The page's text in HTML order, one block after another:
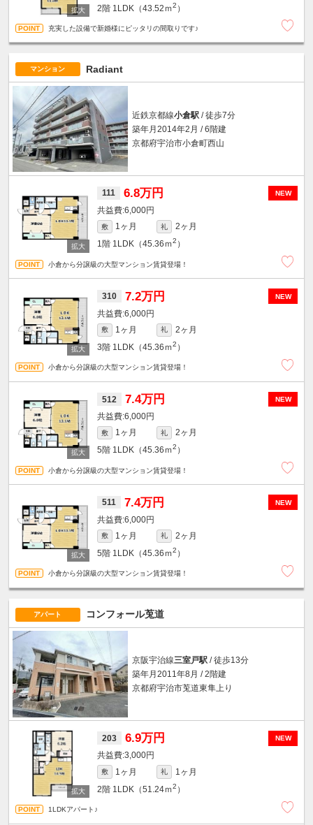
2階 1LDK（43.52ｍ2 ）
充実した設備で新婚様にピッタリの間取りです♪
マンション Radiant
近鉄京都線小倉駅/ 徒歩7分
築年月2014年2月 / 6階建
京都府宇治市小倉町西山
NEW
111 6.8万円
6,000円
敷 1ヶ月 礼
2ヶ月
1階 1LDK（45.36ｍ2 ）
小倉から分譲級の大型マンション賃貸登場！
NEW
310 7.2万円
6,000円
敷 1ヶ月 礼
2ヶ月
3階 1LDK（45.36ｍ2 ）
小倉から分譲級の大型マンション賃貸登場！
NEW
512 7.4万円
6,000円
敷 1ヶ月 礼
2ヶ月
5階 1LDK（45.36ｍ2 ）
小倉から分譲級の大型マンション賃貸登場！
NEW
511 7.4万円
6,000円
敷 1ヶ月 礼
2ヶ月
5階 1LDK（45.36ｍ2 ）
小倉から分譲級の大型マンション賃貸登場！
アパート コンフォール莵道
京阪宇治線三室戸駅/ 徒歩13分
築年月2011年8月 / 2階建
京都府宇治市莵道東隼上り
NEW
203 6.9万円
3,000円
敷 1ヶ月 礼
1ヶ月
2階 1LDK（51.24ｍ2 ）
1LDKアパート♪